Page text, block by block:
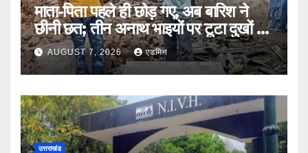
माता-पिता पहले ही छोड़ गए, अब बारिश ने
छीनी छत; तीन अनाथ भाइयों पर टूटा दुखों का
पहाड़AUGUST 7, 2026 एडमिन
उत्तराखंड